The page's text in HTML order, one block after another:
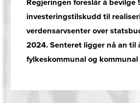
Regjeringen foreslår å bevilge
investeringstilskudd til
verdensarvsenter over
2024. Senteret ligger nå an til
fylkeskommunal og